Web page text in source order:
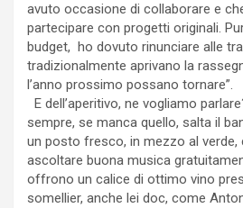
avuto occasione di collaborare e
partecipare con progetti originali.
budget, ho dovuto rinunciare alle
tradizionalmente aprivano la
l’anno prossimo possano tornare”.
E dell’aperitivo, ne vogliamo
sempre, se manca quello, salta il
un posto fresco, in mezzo al verde,
ascoltare buona musica
offrono un calice di ottimo vino
somellier, anche lei doc, come